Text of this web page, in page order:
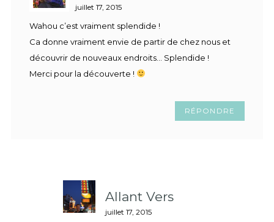
juillet 17, 2015
Wahou c’est vraiment splendide !
Ca donne vraiment envie de partir de chez nous et
découvrir de nouveaux endroits… Splendide !
Merci pour la découverte !
RÉPONDRE
Allant Vers
juillet 17, 2015